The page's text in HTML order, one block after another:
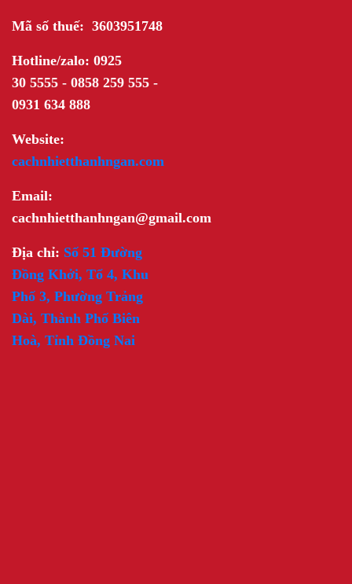
Mã số thuế: 3603951748
Hotline/zalo: 0925
30 5555 - 0858 259 555 -
0931 634 888
Website:
cachnhietthanhngan.com
Email:
cachnhietthanhngan@gmail.com
Địa chỉ: Số 51 Đường
Đồng Khởi, Tổ 4, Khu
Phố 3, Phường Trảng
Dài, Thành Phố Biên
Hoà, Tỉnh Đồng Nai